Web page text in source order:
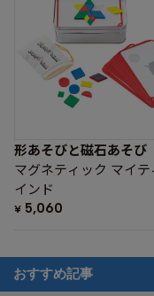
形あそびと磁石あそび
マグネティック マイテ
インド
¥ 5,060
おすすめ記事